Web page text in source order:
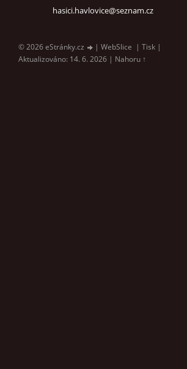
hasici.havlovice@seznam.cz
© 2026 eStránky.cz | WebSlice | Tisk |
Aktualizováno: 14. 6. 2026 | Nahoru ↑